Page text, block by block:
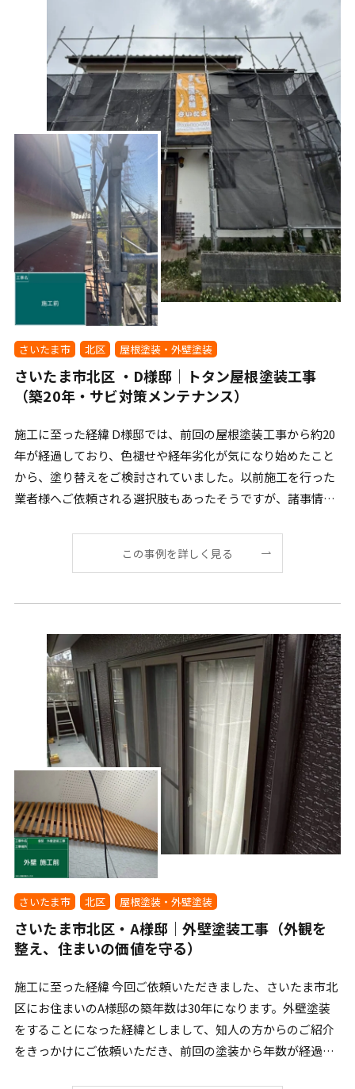
さいたま市 北区 屋根塗装・外壁塗装
さいたま市北区 ・D様邸｜トタン屋根塗装工事
（築20年・サビ対策メンテナンス）
施工に至った経緯 D様邸では、前回の屋根塗装工事から約20
年が経過しており、色褪せや経年劣化が気になり始めたこと
から、塗り替えをご検討されていました。以前施工を行った
業者様へご依頼される選択肢もあったそうですが、諸事情に
この事例を詳しく見る
さいたま市 北区 屋根塗装・外壁塗装
さいたま市北区・A様邸｜外壁塗装工事（外観を
整え、住まいの価値を守る）
施工に至った経緯 今回ご依頼いただきました、さいたま市北
区にお住まいのA様邸の築年数は30年になります。外壁塗装
をすることになった経緯としまして、知人の方からのご紹介
をきっかけにご依頼いただき、前回の塗装から年数が経過し